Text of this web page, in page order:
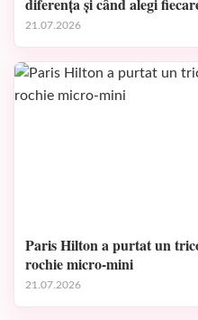
diferența și când alegi
21.07.2026
Paris Hilton a purtat un
rochie micro-mini
21.07.2026